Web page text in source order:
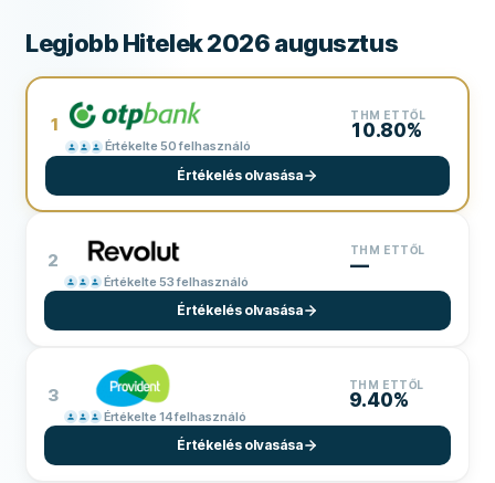
Legjobb Hitelek 2026 augusztus
1
Értékelte 50 felhasználó
THM ETTŐL
10.80%
Értékelés olvasása
2
Értékelte 53 felhasználó
THM ETTŐL
—
Értékelés olvasása
3
Értékelte 14 felhasználó
THM ETTŐL
9.40%
Értékelés olvasása